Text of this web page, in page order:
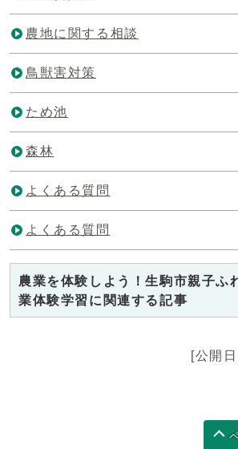
農地に関する相談
鳥獣害対策
ため池
森林
よくある質問
よくある質問
農業を体験しよう！生駒市親子ふ
業体験学習に関連する記事
[公開